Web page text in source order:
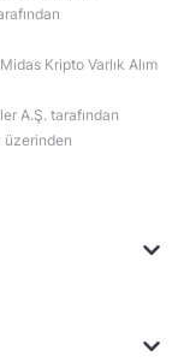
Kripto Varlık Alım
A.Ş. tarafından
üzerinden